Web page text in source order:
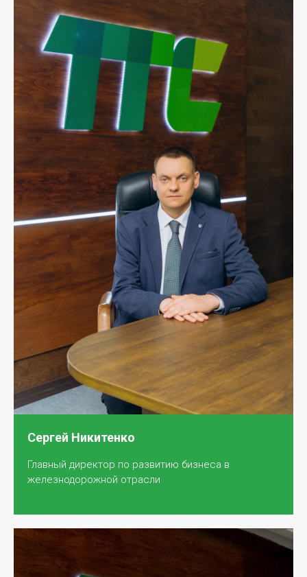
Сергей Никитенко
Главный директор по развитию бизнеса в
железнодорожной отрасли